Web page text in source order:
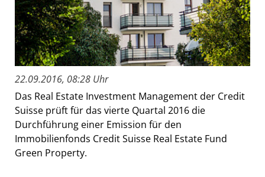
22.09.2016, 08:28 Uhr
Das Real Estate Investment Management der Credit
Suisse prüft für das vierte Quartal 2016 die
Durchführung einer Emission für den
Immobilienfonds Credit Suisse Real Estate Fund
Green Property.